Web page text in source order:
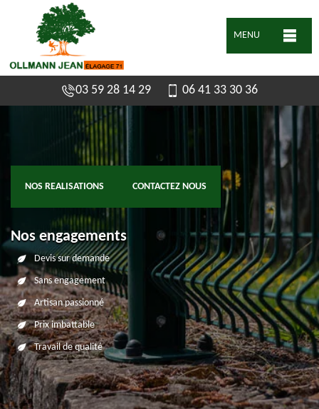
MENU
03 59 28 14 29 06 41 33 30 36
NOS REALISATIONS CONTACTEZ NOUS
Nos engagements
Devis sur demande
Sans engagement
Artisan passionné
Prix imbattable
Travail de qualité